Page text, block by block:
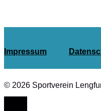
Impressum
© 2026 Sportverein